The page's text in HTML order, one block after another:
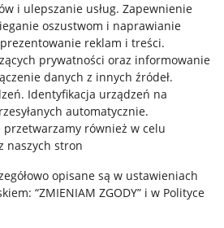
i ulepszanie usług. Zapewnienie
oszustwom i naprawianie
reklam i treści.
prywatności oraz informowanie
danych z innych źródeł.
. Identyfikacja urządzeń na
automatycznie.
również w celu
naszych stron
opisane są w ustawieniach
“ZMIENIAM ZGODY” i w Polityce
Cyfrowych